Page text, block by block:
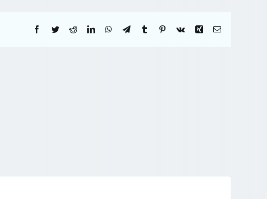
Facebook
TwitterRedditLinkedInWhatsApp
TelegramTumblr Pinterest
Vk Xing Correo